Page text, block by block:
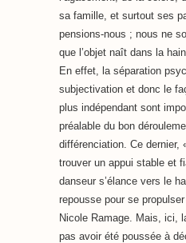
sa famille, et surtout ses
pensions-nous ; nous ne
que l’objet naît dans la
En effet, la séparation
subjectivation et donc le
plus indépendant sont
préalable du bon
différenciation. Ce dernier,
trouver un appui stable et
danseur s’élance vers le
repousse pour se
Nicole Ramage. Mais, ici,
pas avoir été poussée à